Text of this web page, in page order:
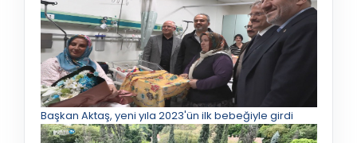
Başkan Aktaş, yeni yıla 2023'ün ilk bebeğiyle girdi